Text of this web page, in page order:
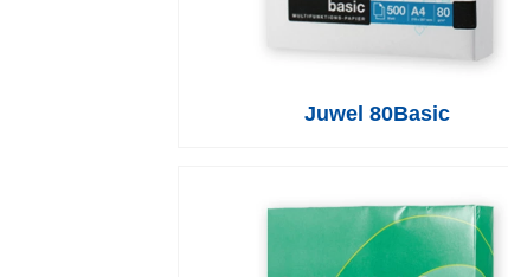
Juwel 80Basic